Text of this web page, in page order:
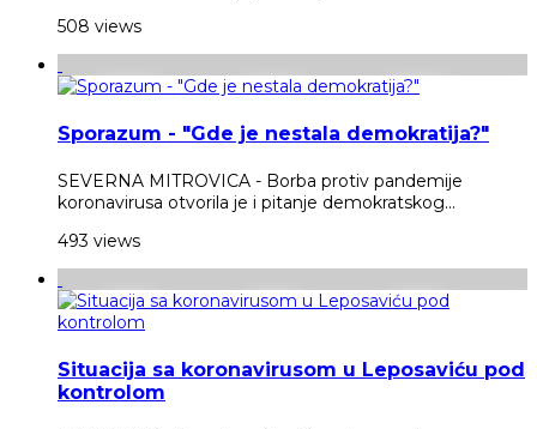
508 views
Sporazum - "Gde je nestala demokratija?"
SEVERNA MITROVICA - Borba protiv pandemije
koronavirusa otvorila je i pitanje demokratskog...
493 views
Situacija sa koronavirusom u Leposaviću pod
kontrolom